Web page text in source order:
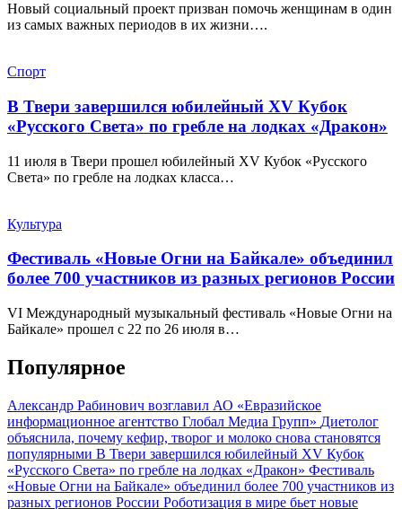
Новый социальный проект призван помочь женщинам в один
из самых важных периодов в их жизни….
Спорт
В Твери завершился юбилейный XV Кубок
«Русского Света» по гребле на лодках «Дракон»
11 июля в Твери прошел юбилейный XV Кубок «Русского
Света» по гребле на лодках класса…
Культура
Фестиваль «Новые Огни на Байкале» объединил
более 700 участников из разных регионов России
VI Международный музыкальный фестиваль «Новые Огни на
Байкале» прошел с 22 по 26 июля в…
Популярное
Александр Рабинович возглавил АО «Евразийское
информационное агентство Глобал Медиа Групп» Диетолог
объяснила, почему кефир, творог и молоко снова становятся
популярными В Твери завершился юбилейный XV Кубок
«Русского Света» по гребле на лодках «Дракон» Фестиваль
«Новые Огни на Байкале» объединил более 700 участников из
разных регионов России Роботизация в мире бьет новые